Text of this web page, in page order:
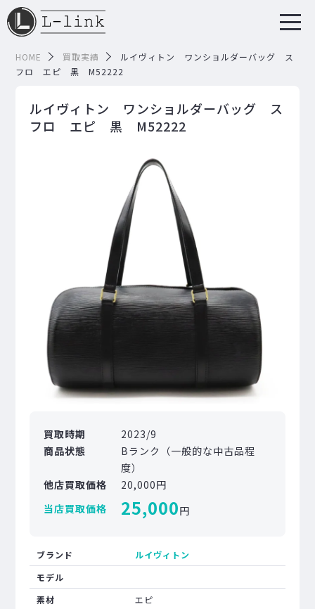
HOME 買取実績
ルイヴィトン ワンショルダーバッグ ス
フロ エピ 黒 M52222
ルイヴィトン ワンショルダーバッグ ス
フロ エピ 黒 M52222
買取時期
2023/9
商品状態
Bランク（一般的な中古品程
度）
他店買取価格
20,000円
当店買取価格
25,000円
ブランド
ルイヴィトン
モデル
素材
エピ